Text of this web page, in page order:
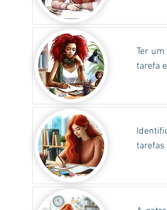
Ter
tarefa
tarefas